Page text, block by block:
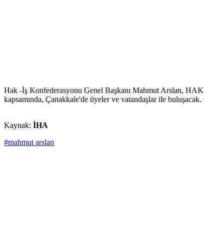
Hak -İş Konfederasyonu Genel Başkanı Mahmut Arslan,
kapsamında, Çanakkale'de üyeler ve vatandaşlar ile
Kaynak: İHA
#mahmut arslan